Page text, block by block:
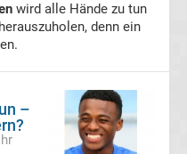
wird alle Hände zu tun
denn ein
–